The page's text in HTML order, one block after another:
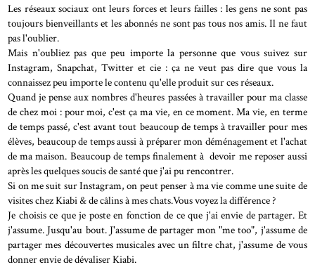
Les réseaux sociaux ont leurs forces et leurs failles : les gens ne sont pas
toujours bienveillants et les abonnés ne sont pas tous nos amis. Il ne faut
pas l'oublier.
Mais n'oubliez pas que peu importe la personne que vous suivez sur
Instagram, Snapchat, Twitter et cie : ça ne veut pas dire que vous la
connaissez peu importe le contenu qu'elle produit sur ces réseaux.
Quand je pense aux nombres d'heures passées à travailler pour ma classe
de chez moi : pour moi, c'est ça ma vie, en ce moment. Ma vie, en terme
de temps passé, c'est avant tout beaucoup de temps à travailler pour mes
élèves, beaucoup de temps aussi à préparer mon déménagement et l'achat
de ma maison. Beaucoup de temps finalement à devoir me reposer aussi
après les quelques soucis de santé que j'ai pu rencontrer.
Si on me suit sur Instagram, on peut penser à ma vie comme une suite de
visites chez Kiabi & de câlins à mes chats.Vous voyez la différence ?
Je choisis ce que je poste en fonction de ce que j'ai envie de partager. Et
j'assume. Jusqu'au bout. J'assume de partager mon "me too", j'assume de
partager mes découvertes musicales avec un filtre chat, j'assume de vous
donner envie de dévaliser Kiabi.